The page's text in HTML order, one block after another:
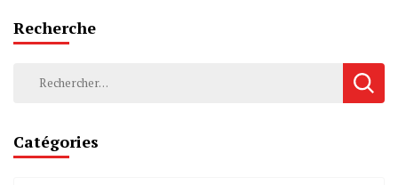
Recherche
Rechercher :
Catégories